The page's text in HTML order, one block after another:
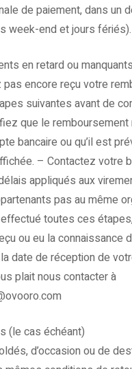
de paiement, dans un
week-end et jours fériés).
en retard ou
pas encore reçu votre
suivantes avant de
que le remboursement
bancaire ou qu’il est
– Contactez votre
appliqués aux
pas au même
toutes ces
ou eu la connaissance
date de réception de
plait nous contacter à
(le cas échéant)
d’occasion ou de